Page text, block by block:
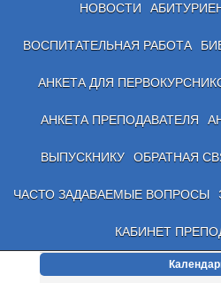
НОВОСТИ
ВОСПИТАТЕЛЬНАЯ РАБОТА
АНКЕТА ДЛЯ
АНКЕТА ПРЕПОДАВАТЕЛЯ
ВЫПУСКНИКУ ОБРАТНАЯ
ЧАСТО ЗАДАВАЕМЫЕ ВОПРОСЫ
КАБИНЕТ